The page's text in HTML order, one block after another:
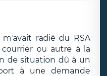
radié du RSA
ou autre à la
de situation dû à un
à une demande